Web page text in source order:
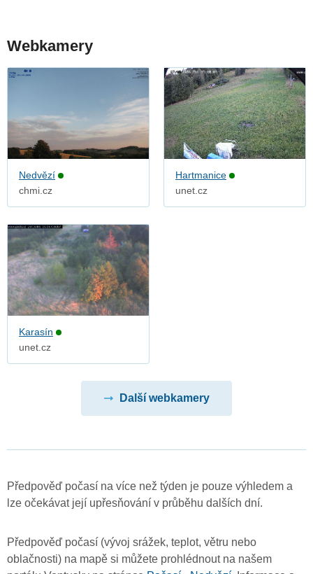
Webkamery
Nedvězí
chmi.cz
Hartmanice
unet.cz
Karasín
unet.cz
Další webkamery
Předpověď počasí na více než týden je pouze výhledem a
lze očekávat její upřesňování v průběhu dalších dní.
Předpověď počasí (vývoj srážek, teplot, větru nebo
oblačnosti) na mapě si můžete prohlédnout na našem